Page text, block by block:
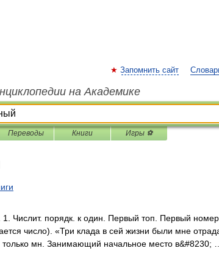
Запомнить сайт
на Академике
Переводы Книги Игры ⚽
Числит. порядк. к один. Первый топ. Первый
число). «Три клада в сей жизни были мне
мн. Занимающий начальное место в&#8230; …